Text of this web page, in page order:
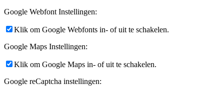
Google Webfont Instellingen:
Klik om Google Webfonts in- of uit te schakelen.
Google Maps Instellingen:
Klik om Google Maps in- of uit te schakelen.
Google reCaptcha instellingen: